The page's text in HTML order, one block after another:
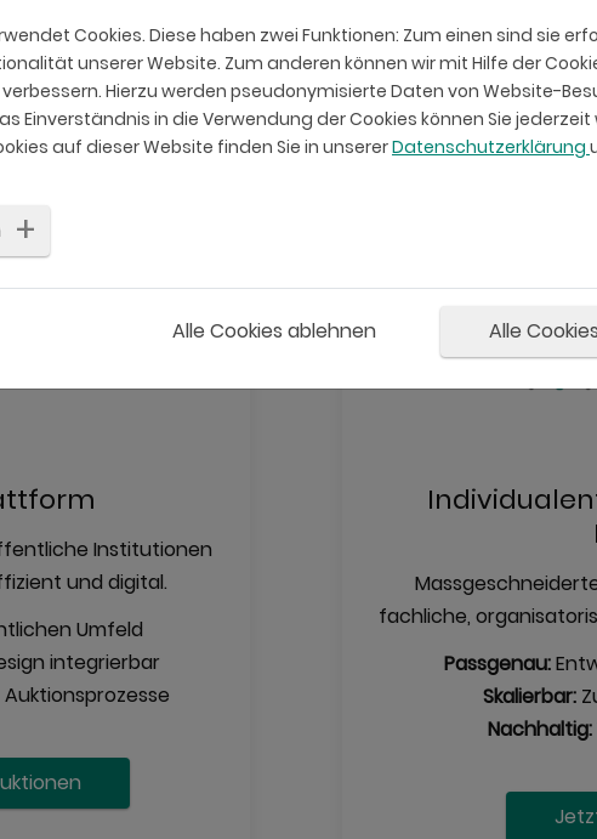
Institutionen
und digital.
Umfeld
integrierbar
fachliche,
Passgenau:
Skalierbar:
Nachhaltig:
Cookies. Diese haben zwei Funktionen: Zum einen sind sie
unserer Website. Zum anderen können wir mit Hilfe der
Hierzu werden pseudonymisierte Daten von Website-
Einverständnis in die Verwendung der Cookies können Sie
auf dieser Website finden Sie in unsererDatenschutzerklärung
Alle Cookies ablehnen Alle